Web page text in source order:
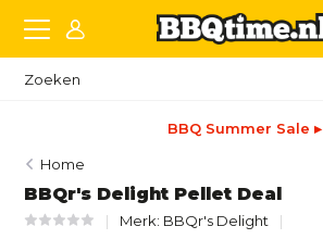
BBQ Summer Sale ▸
Home
BBQr's Delight Pellet Deal
Merk: BBQr's Delight